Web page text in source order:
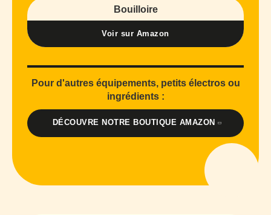
Bouilloire
Voir sur Amazon
Pour d'autres équipements, petits électros ou
ingrédients :
DÉCOUVRE NOTRE BOUTIQUE AMAZON